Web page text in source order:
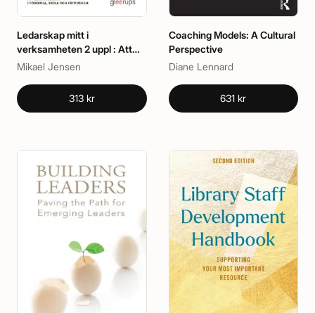
Ledarskap mitt i
verksamheten 2 uppl : Att
leda kollegor i förskola, skola
Mikael Jensen
313 kr
Coaching Models: A Cultural
Perspective
Diane Lennard
631 kr